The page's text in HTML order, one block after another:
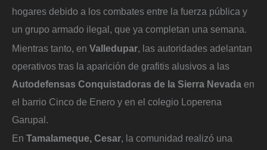
hogares debido a los combates entre la fuerza pública y
un grupo armado ilegal, que ya completan una semana.
Mientras tanto, en Valledupar, las autoridades adelantan
operativos tras la aparición de grafitis alusivos a las
Autodefensas Conquistadoras de la Sierra Nevada en
el barrio Cinco de Enero y en el colegio Loperena
Garupal.
En Tamalameque, Cesar, la comunidad realizó una